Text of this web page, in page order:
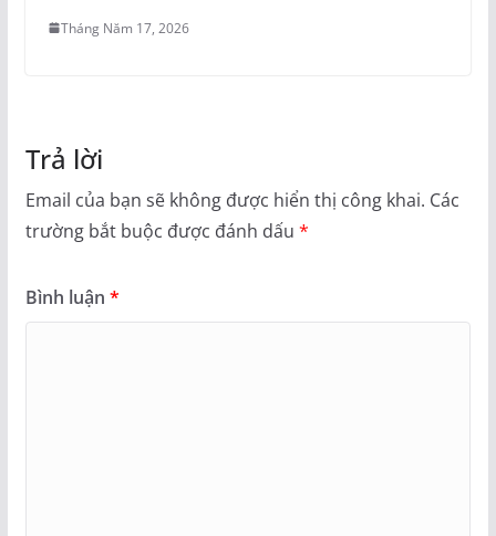
Tháng Năm 17, 2026
Trả lời
Email của bạn sẽ không được hiển thị công khai. Các
trường bắt buộc được đánh dấu *
Bình luận *